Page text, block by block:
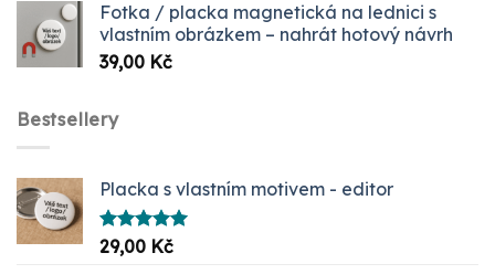
až
1099,00 Kč
Fotka / placka magnetická na lednici s
vlastním obrázkem – nahrát hotový návrh
39,00 Kč
Bestsellery
Placka s vlastním motivem - editor
Hodnocení
5.00
29,00 Kč